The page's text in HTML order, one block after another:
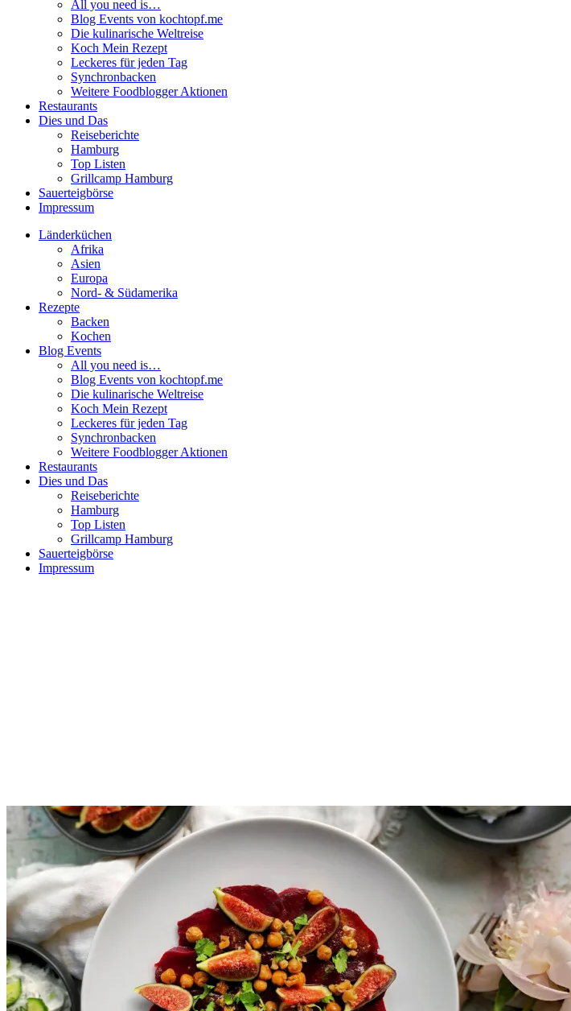
All you need is…
Blog Events von kochtopf.me
Die kulinarische Weltreise
Koch Mein Rezept
Leckeres für jeden Tag
Synchronbacken
Weitere Foodblogger Aktionen
Restaurants
Dies und Das
Reiseberichte
Hamburg
Top Listen
Grillcamp Hamburg
Sauerteigbörse
Impressum
Länderküchen
Afrika
Asien
Europa
Nord- & Südamerika
Rezepte
Backen
Kochen
Blog Events
All you need is…
Blog Events von kochtopf.me
Die kulinarische Weltreise
Koch Mein Rezept
Leckeres für jeden Tag
Synchronbacken
Weitere Foodblogger Aktionen
Restaurants
Dies und Das
Reiseberichte
Hamburg
Top Listen
Grillcamp Hamburg
Sauerteigbörse
Impressum